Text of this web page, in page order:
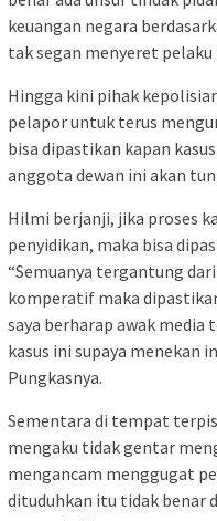
keuangan negara
tak segan menyeret
Hingga kini pihak
pelapor untuk terus
bisa dipastikan kapan
anggota dewan ini akan
Hilmi berjanji, jika proses
penyidikan, maka bisa
“Semuanya tergantung
komperatif maka
saya berharap awak
kasus ini supaya menekan
Pungkasnya.
Sementara di tempat
mengaku tidak gentar
mengancam menggugat
dituduhkan itu tidak benar